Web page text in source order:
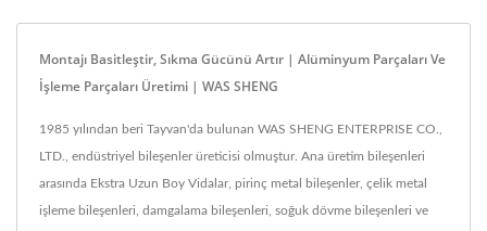
Montajı Basitleştir, Sıkma Gücünü Artır | Alüminyum Parçaları Ve
İşleme Parçaları Üretimi | WAS SHENG
1985 yılından beri Tayvan'da bulunan WAS SHENG ENTERPRISE CO.,
LTD., endüstriyel bileşenler üreticisi olmuştur. Ana üretim bileşenleri
arasında Ekstra Uzun Boy Vidalar, pirinç metal bileşenler, çelik metal
işleme bileşenleri, damgalama bileşenleri, soğuk dövme bileşenleri ve